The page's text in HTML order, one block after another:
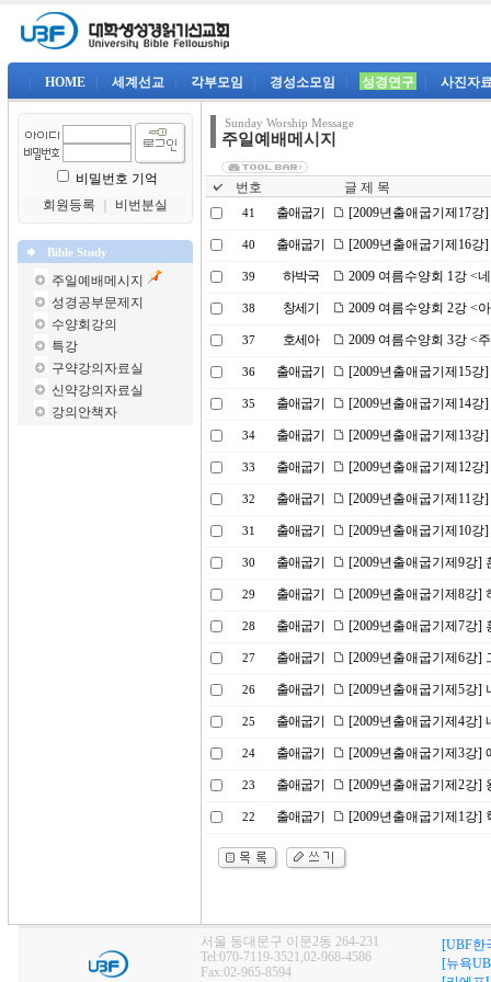
HOME 세계선교 각부모임 경성소모임 성경연구 사진자
비밀번호 기억
회원등록
비번분실
Bible Study
주일예배메시지
성경공부문제지
수양회강의
특강
구약강의자료실
신약강의자료실
강의안책자
Sunday Worship Message
주일예배메시지
번호 글 제 목
41 출애굽기 [2009년출애굽기제17
40 출애굽기 [2009년출애굽기제16
39 하박국 2009 여름수양회 1강 <
38 창세기 2009 여름수양회 2강 <
37 호세아 2009 여름수양회 3강 <
36 출애굽기 [2009년출애굽기제15
35 출애굽기 [2009년출애굽기제14
34 출애굽기 [2009년출애굽기제13강
33 출애굽기 [2009년출애굽기제12
32 출애굽기 [2009년출애굽기제11
31 출애굽기 [2009년출애굽기제10
30 출애굽기 [2009년출애굽기제9강]
29 출애굽기 [2009년출애굽기제8강]
28 출애굽기 [2009년출애굽기제7강]
27 출애굽기 [2009년출애굽기제6강]
26 출애굽기 [2009년출애굽기제5강]
25 출애굽기 [2009년출애굽기제4강]
24 출애굽기 [2009년출애굽기제3강]
23 출애굽기 [2009년출애굽기제2강]
22 출애굽기 [2009년출애굽기제1강]
서울 동대문구 이문2동 264-231
Tel:070-7119-3521,02-968-4586
Fax:02-965-8594
[UBF한
[뉴욕